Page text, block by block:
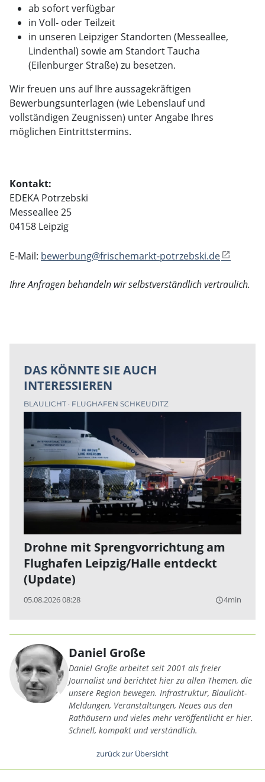
ab sofort verfügbar
in Voll- oder Teilzeit
in unseren Leipziger Standorten (Messeallee,
Lindenthal) sowie am Standort Taucha
(Eilenburger Straße) zu besetzen.
Wir freuen uns auf Ihre aussagekräftigen
Bewerbungsunterlagen (wie Lebenslauf und
vollständigen Zeugnissen) unter Angabe Ihres
möglichen Eintrittstermins.
Kontakt:
EDEKA Potrzebski
Messeallee 25
04158 Leipzig
E-Mail: bewerbung@frischemarkt-potrzebski.de
Ihre Anfragen behandeln wir selbstverständlich vertraulich.
DAS KÖNNTE SIE AUCH
INTERESSIEREN
BLAULICHT FLUGHAFEN SCHKEUDITZ
Drohne mit Sprengvorrichtung am
Flughafen Leipzig/Halle entdeckt
(Update)
05.08.2026 08:28 query_builder4min
Daniel Große
Daniel Große arbeitet seit 2001 als freier
Journalist und berichtet hier zu allen Themen, die
unsere Region bewegen. Infrastruktur, Blaulicht-
Meldungen, Veranstaltungen, Neues aus den
Rathäusern und vieles mehr veröffentlicht er hier.
Schnell, kompakt und verständlich.
zurück zur Übersicht